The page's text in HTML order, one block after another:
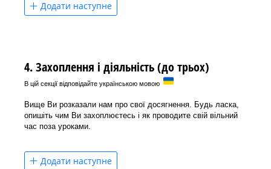
Додати наступне
4. Захоплення і діяльність (до трьох)
В цій секції відповідайте українською мовою
Вище Ви розказали нам про свої досягнення. Будь ласка,
опишіть чим Ви захоплюєтесь і як проводите свій вільний
час поза уроками.
Додати наступне